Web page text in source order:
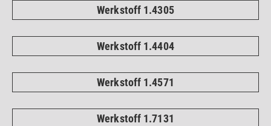
Werkstoff 1.4305
Werkstoff 1.4404
Werkstoff 1.4571
Werkstoff 1.7131